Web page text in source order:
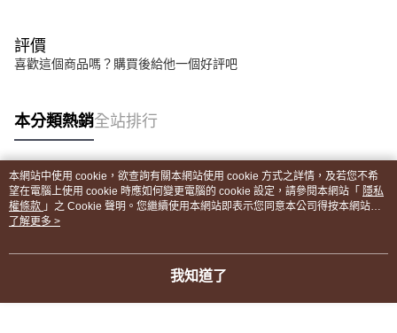
評價
喜歡這個商品嗎？購買後給他一個好評吧
本分類熱銷全站排行
熱門標籤
本網站中使用 cookie，欲查詢有關本網站使用 cookie 方式之詳情，及若您不希
望在電腦上使用 cookie 時應如何變更電腦的 cookie 設定，請參閱本網站「 隱私
權條款 」之 Cookie 聲明。您繼續使用本網站即表示您同意本公司得按本網站使
用條款之 Cookie 聲明使用 cookie。
了解更多 >
我知道了